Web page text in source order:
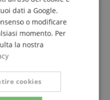
HH
Nero
dati a Google.
o modificare
momento. Per
la nostra
cookies